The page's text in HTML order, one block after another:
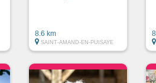
8.6 km
SAINT-AMAND-EN-PUISAYE